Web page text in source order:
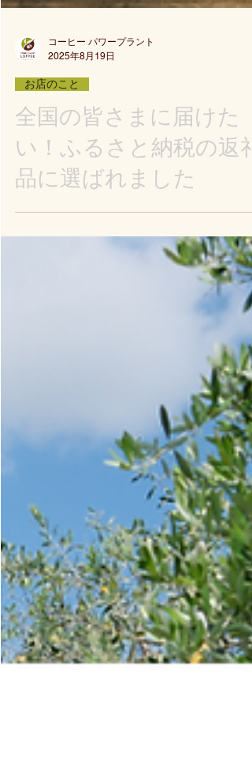
コーヒー パワープラント
全国の皆さまに届けた
い！ふるさと納税の返礼
品に選ばれました